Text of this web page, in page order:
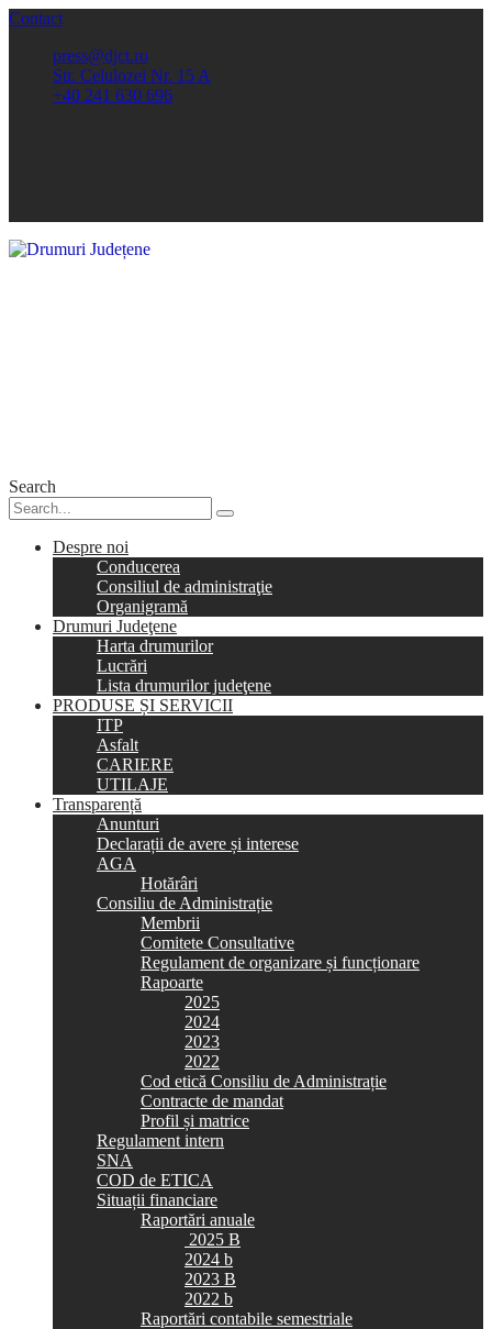
Contact
press@djct.ro
Str. Celulozei Nr. 15 A
+40 241 630 696
Search
Despre noi
Conducerea
Consiliul de administraţie
Organigramă
Drumuri Judeţene
Harta drumurilor
Lucrări
Lista drumurilor judeţene
PRODUSE ȘI SERVICII
ITP
Asfalt
CARIERE
UTILAJE
Transparență
Anunturi
Declarații de avere și interese
AGA
Hotărâri
Consiliu de Administrație
Membrii
Comitete Consultative
Regulament de organizare și funcționare
Rapoarte
2025
2024
2023
2022
Cod etică Consiliu de Administrație
Contracte de mandat
Profil și matrice
Regulament intern
SNA
COD de ETICA
Situații financiare
Raportări anuale
2025 B
2024 b
2023 B
2022 b
Raportări contabile semestriale